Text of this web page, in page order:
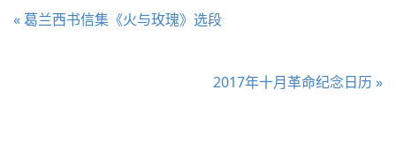
« 葛兰西书信集《火与玫瑰》选段
2017年十月革命纪念日历 »